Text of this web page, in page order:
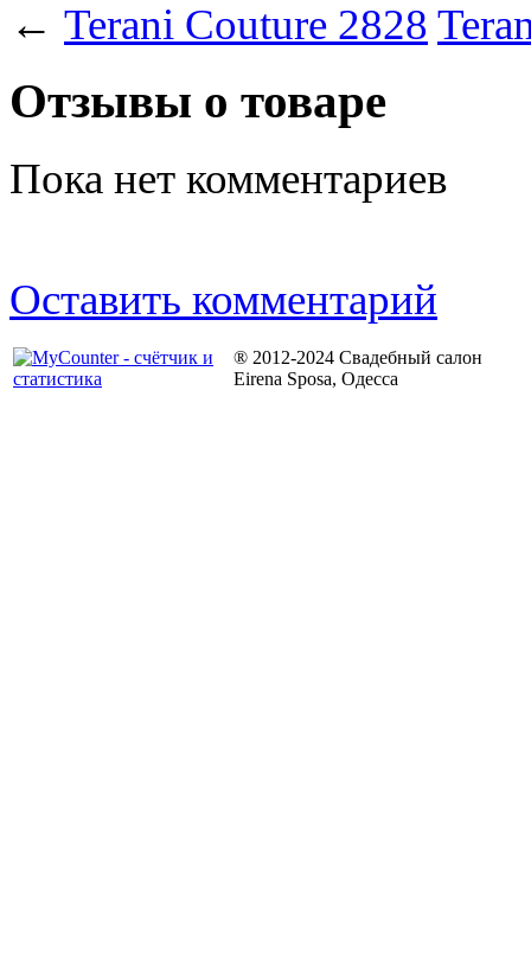
← Terani Couture 2828
Отзывы о товаре
Пока нет комментариев
Оставить комментарий
® 2012-2024 Свадебный салон
Eirena Sposa, Одесса